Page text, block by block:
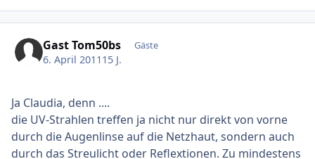
Gast Tom50bs Gäste
6. April 2011 15 J.
Ja Claudia, denn ....
die UV-Strahlen treffen ja nicht nur direkt von vorne
durch die Augenlinse auf die Netzhaut, sondern auch
durch das Streulicht oder Reflextionen. Zu mindestens